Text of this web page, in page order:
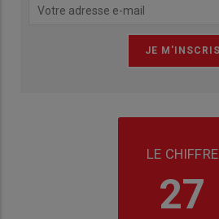
LE CHIFFRE
27